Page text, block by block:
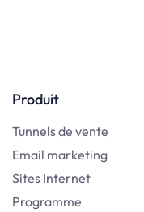
Produit
Tunnels de vente
Email marketing
Sites Internet
Programme